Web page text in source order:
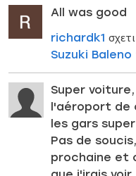
All was good
richardk1
Suzuki Baleno
Super
l'aéroport de
les gars
Pas de
prochaine et